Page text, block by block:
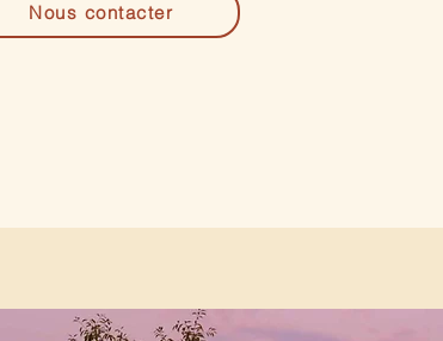
Nous contacter